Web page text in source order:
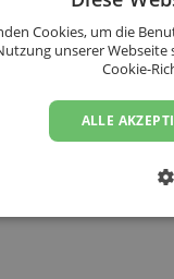
Cookies, um die
unserer Webseite
Cookie-
ALLE